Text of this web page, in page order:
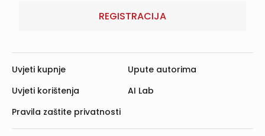
REGISTRACIJA
Uvjeti kupnje
Uvjeti korištenja
Pravila zaštite privatnosti
Upute autorima
AI Lab